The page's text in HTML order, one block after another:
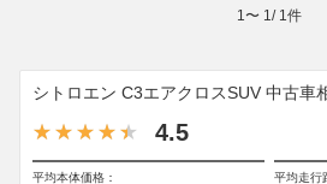
1 〜 1 / 1 件
シトロエン C3エアクロスSUV 中古車
4.5
平均本体価格： 平均走行